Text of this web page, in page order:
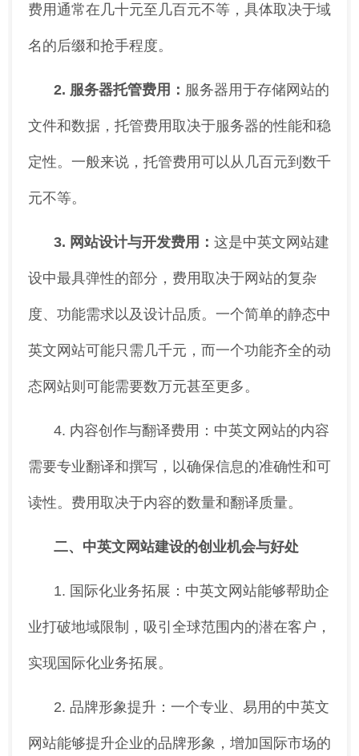
费用通常在几十元至几百元不等，具体取决于域
名的后缀和抢手程度。
2. 服务器托管费用： 服务器用于存储网站的
文件和数据，托管费用取决于服务器的性能和稳
定性。一般来说，托管费用可以从几百元到数千
元不等。
3. 网站设计与开发费用： 这是中英文网站建
设中最具弹性的部分，费用取决于网站的复杂
度、功能需求以及设计品质。一个简单的静态中
英文网站可能只需几千元，而一个功能齐全的动
态网站则可能需要数万元甚至更多。
4. 内容创作与翻译费用：中英文网站的内容
需要专业翻译和撰写，以确保信息的准确性和可
读性。费用取决于内容的数量和翻译质量。
二、中英文网站建设的创业机会与好处
1. 国际化业务拓展：中英文网站能够帮助企
业打破地域限制，吸引全球范围内的潜在客户，
实现国际化业务拓展。
2. 品牌形象提升：一个专业、易用的中英文
网站能够提升企业的品牌形象，增加国际市场的